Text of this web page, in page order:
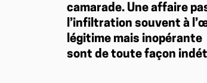
camarade. Une affaire
l’infiltration souvent à
légitime mais inopérante
sont de toute façon